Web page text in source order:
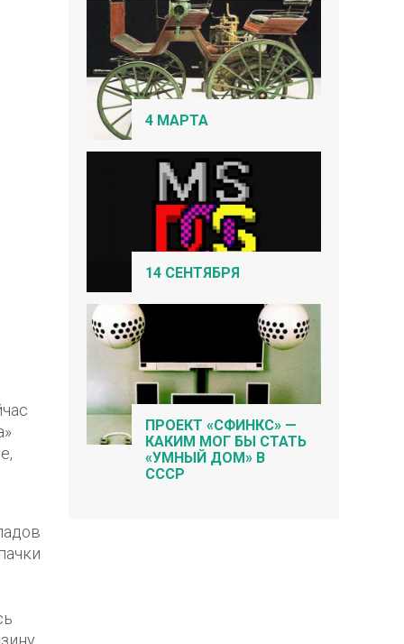
4 МАРТА
14 СЕНТЯБРЯ
ПРОЕКТ «СФИНКС» —
КАКИМ МОГ БЫ СТАТЬ
«УМНЫЙ ДОМ» В
СССР